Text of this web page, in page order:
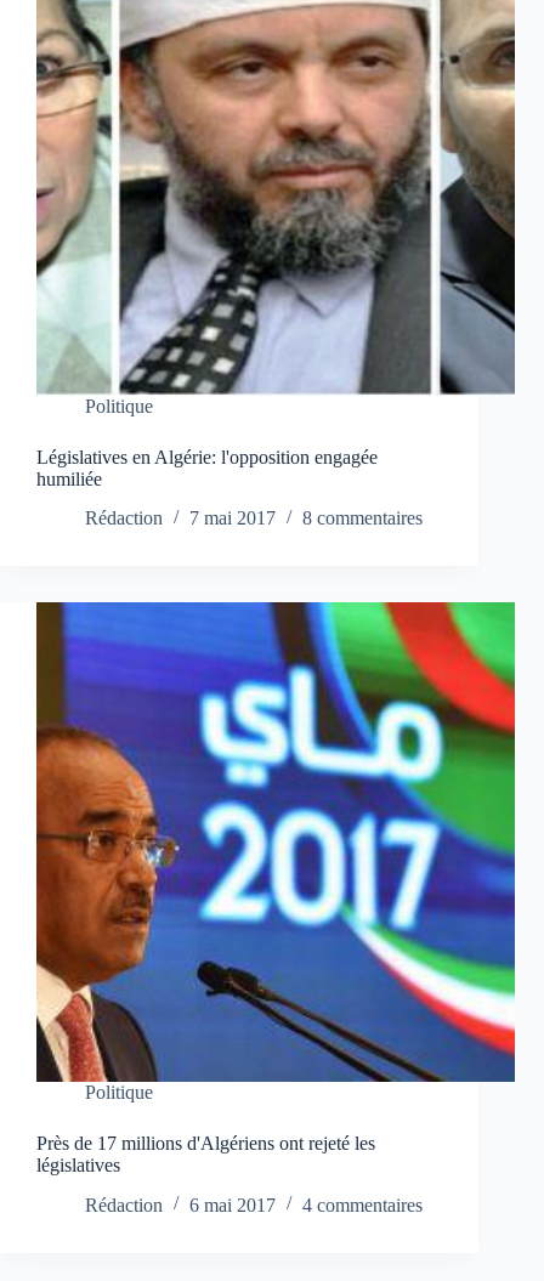
Politique
Législatives en Algérie: l'opposition engagée
humiliée
Rédaction
7 mai 2017 8 commentaires
Politique
Près de 17 millions d'Algériens ont rejeté les
législatives
Rédaction
6 mai 2017 4 commentaires